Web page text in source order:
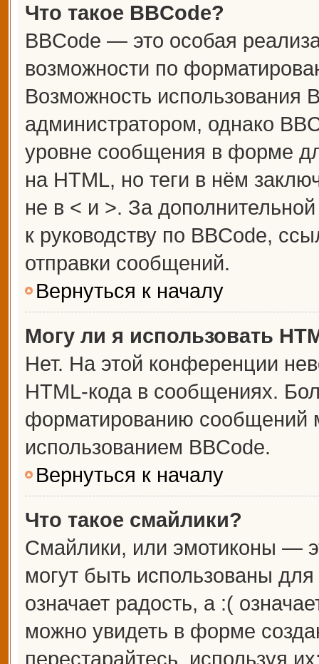
Что такое BBCode?
BBCode — это особая
возможности по
Возможность использования
администратором, однако
уровне сообщения в форме
на HTML, но теги в нём
не в < и >. За
к руководству по BBCode,
отправки сообщений.
Вернуться к началу
Могу ли я использовать
Нет. На этой конференции
HTML-кода в сообщениях.
форматированию сообщений
использованием BBCode.
Вернуться к началу
Что такое смайлики?
Смайлики, или эмотиконы —
могут быть использованы
означает радость, а :(
можно увидеть в форме
перестарайтесь, используя